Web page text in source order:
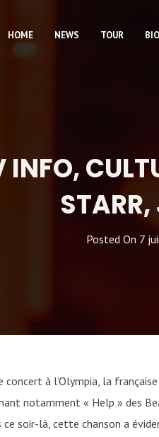
HOME NEWS TOUR
INFO,
Posted On 7
concert à l’Olympia, la
notamment « Help » des
ce soir-là, cette chanson a